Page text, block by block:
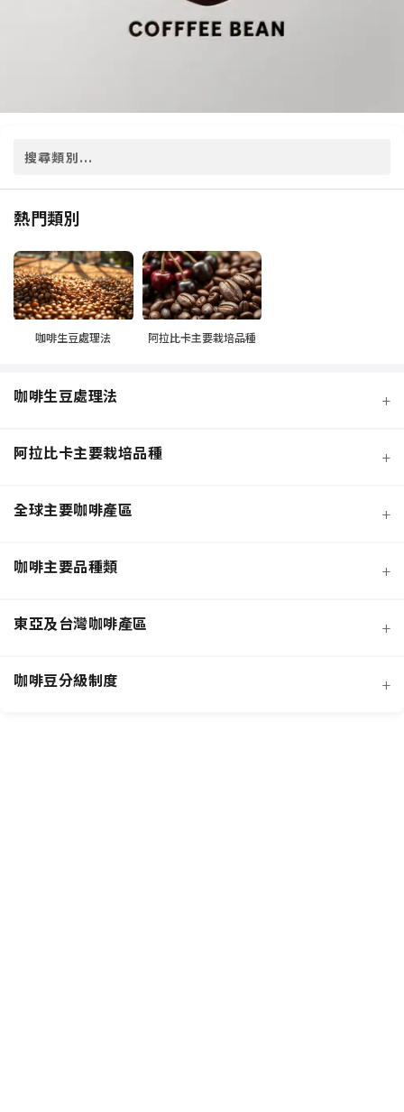
熱門類別
咖啡生豆處理法 阿拉比卡主要栽培品種
咖啡生豆處理法 +
阿拉比卡主要栽培品種 +
全球主要咖啡產區 +
咖啡主要品種類 +
東亞及台灣咖啡產區 +
咖啡豆分級制度 +